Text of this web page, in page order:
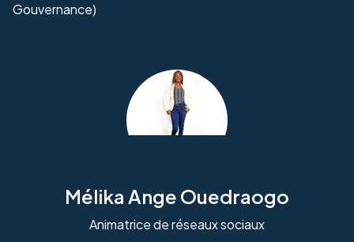
Gouvernance)
Mélika Ange Ouedraogo
Animatrice de réseaux sociaux